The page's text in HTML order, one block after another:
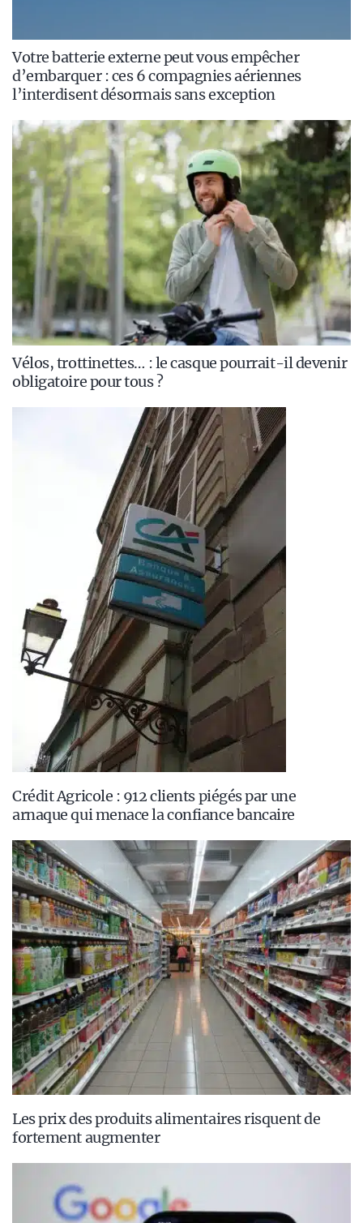
Votre batterie externe peut vous empêcher
d’embarquer : ces 6 compagnies aériennes
l’interdisent désormais sans exception
Vélos, trottinettes… : le casque pourrait-il devenir
obligatoire pour tous ?
Crédit Agricole : 912 clients piégés par une
arnaque qui menace la confiance bancaire
Les prix des produits alimentaires risquent de
fortement augmenter